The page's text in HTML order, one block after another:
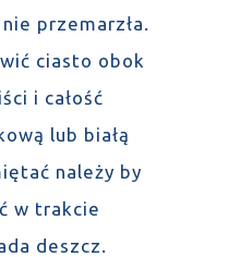
przemarzła.
ciasto obok
i całość
lub białą
należy by
w trakcie
deszcz.